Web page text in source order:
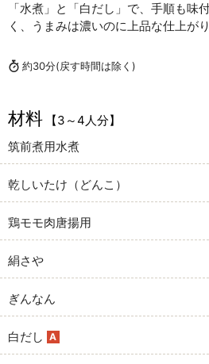
「水煮」と「白だし」で、手順も味
く、うまみは濃いのに上品な仕上がり
約30分(戻す時間は除く)
材料
【3～4人分】
筑前煮用水煮
乾しいたけ（どんこ）
鶏モモ肉唐揚用
絹さや
ぎんなん
白だし A